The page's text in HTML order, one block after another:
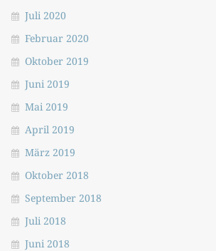
Juli 2020
Februar 2020
Oktober 2019
Juni 2019
Mai 2019
April 2019
März 2019
Oktober 2018
September 2018
Juli 2018
Juni 2018